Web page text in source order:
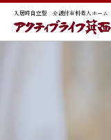
入居時自立型 介護付有料老人ホーム